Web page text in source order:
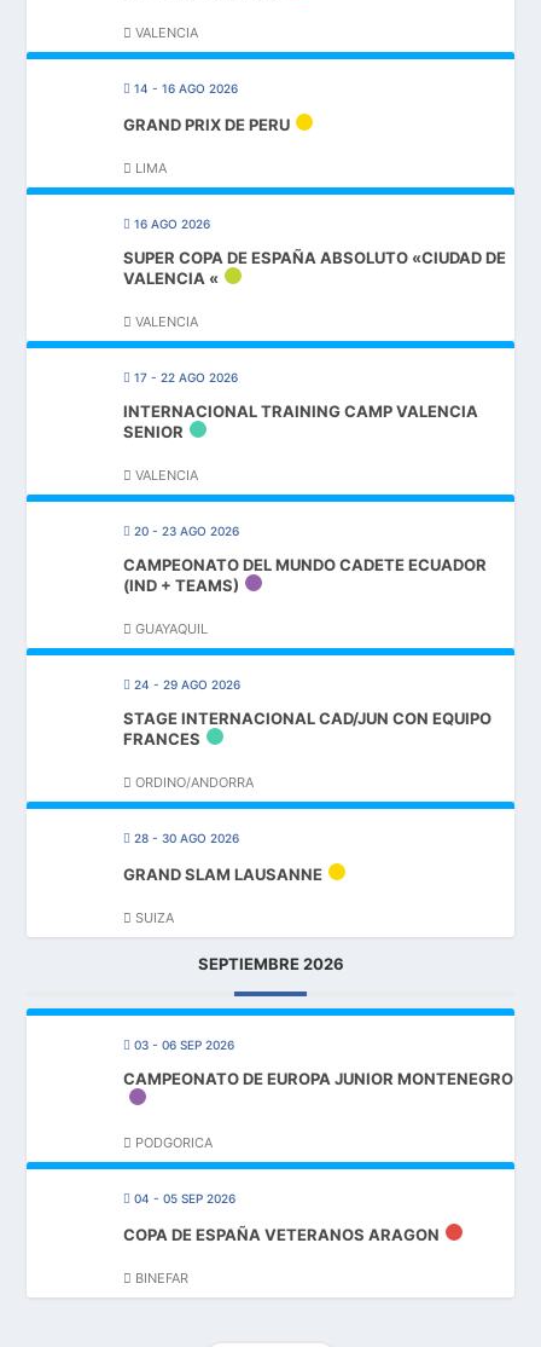
VALENCIA
14 - 16 AGO 2026
GRAND PRIX DE PERU
LIMA
16 AGO 2026
SUPER COPA DE ESPAÑA ABSOLUTO «CIUDAD DE
VALENCIA «
VALENCIA
17 - 22 AGO 2026
INTERNACIONAL TRAINING CAMP VALENCIA
SENIOR
VALENCIA
20 - 23 AGO 2026
CAMPEONATO DEL MUNDO CADETE ECUADOR
(IND + TEAMS)
GUAYAQUIL
24 - 29 AGO 2026
STAGE INTERNACIONAL CAD/JUN CON EQUIPO
FRANCES
ORDINO/ANDORRA
28 - 30 AGO 2026
GRAND SLAM LAUSANNE
SUIZA
SEPTIEMBRE 2026
03 - 06 SEP 2026
CAMPEONATO DE EUROPA JUNIOR MONTENEGRO
PODGORICA
04 - 05 SEP 2026
COPA DE ESPAÑA VETERANOS ARAGON
BINEFAR